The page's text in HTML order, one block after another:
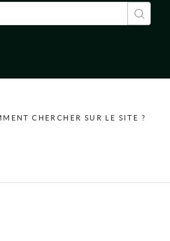
recherche
CHERCHER SUR LE SITE ?